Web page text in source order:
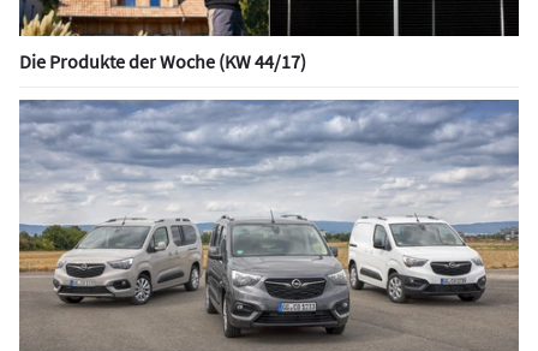
Die Produkte der Woche (KW 44/17)